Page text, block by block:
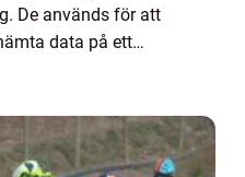
De används för att
data på ett